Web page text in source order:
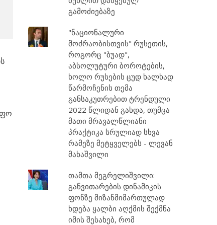
გამოძიებაზე
"ნაციონალური
მოძრაობისთვის" რუსეთის,
როგორც "ბუად",
აბსოლუტური ბოროტების,
ხოლო რუსების ცუდ ხალხად
წარმოჩენის თემა
განსაკუთრებით ტრენდული
2022 წლიდან გახდა, თუმცა
მათი მრავალწლიანი
პრაქტიკა სრულიად სხვა
რამეზე მეტყველებს - ლევან
მახაშვილი
თამთა მეგრელიშვილი:
განვითარების დინამიკის
ფონზე მიზანმიმართულად
ხდება ყალბი აღქმის შექმნა
იმის შესახებ, რომ